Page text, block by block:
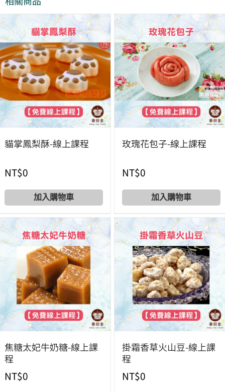
貓掌鳳梨酥-線上課程
NT$0
Add to cart
玫瑰花包子-線上課程
NT$0
Add to cart
焦糖太妃牛奶糖-線上課
程
NT$0
掛霜香草火山豆-線上課
程
NT$0